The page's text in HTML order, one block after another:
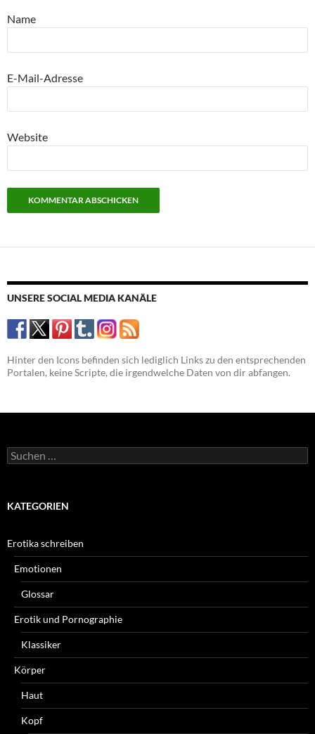
Name
E-Mail-Adresse
Website
UNSERE SOCIAL MEDIA KANÄLE
Hinter den Icons befinden sich lediglich Links zu den entsprechenden
Portalen, keine Scripte, die irgendwelche Daten von dir abfangen.
Suchen
nach:
KATEGORIEN
Erotika schreiben
Emotionen
Glossar
Erotik und Pornographie
Klassiker
Körper
Haut
Kopf